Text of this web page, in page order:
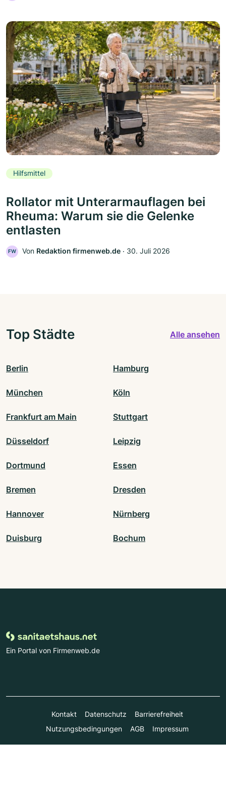
Hilfsmittel
Rollator mit Unterarmauflagen bei
Rheuma: Warum sie die Gelenke
entlasten
FW Von Redaktion firmenweb.de ‧ 30. Juli 2026
Top Städte Alle ansehen
Berlin Hamburg
München Köln
Frankfurt am Main Stuttgart
Düsseldorf Leipzig
Dortmund Essen
Bremen Dresden
Hannover Nürnberg
Duisburg Bochum
Ein Portal von Firmenweb.de
Kontakt Datenschutz
Barrierefreiheit
Nutzungsbedingungen
AGB Impressum